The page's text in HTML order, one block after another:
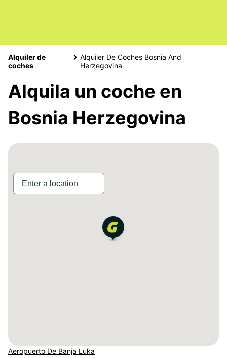
Alquiler de
coches
Alquiler De Coches Bosnia And
Herzegovina
Alquila un coche en
Bosnia Herzegovina
Aeropuerto De Banja Luka